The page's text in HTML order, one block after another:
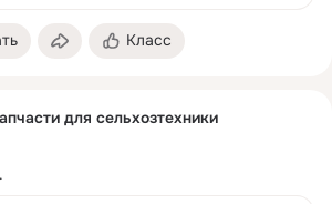
Класс
для сельхозтехники